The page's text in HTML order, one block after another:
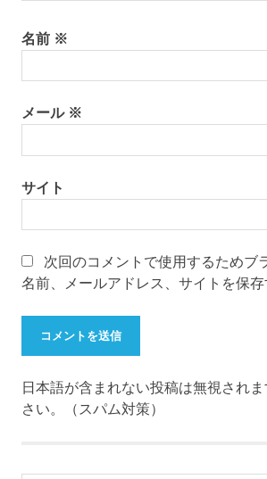
名前 ※
メール ※
サイト
次回のコメントで使用するためブ
名前、メールアドレス、サイトを保存
日本語が含まれない投稿は無視され
さい。（スパム対策）